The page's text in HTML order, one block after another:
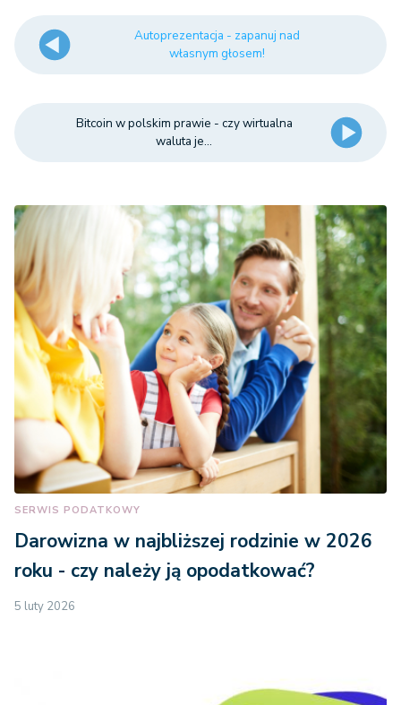
Autoprezentacja - zapanuj nad
własnym głosem!
Bitcoin w polskim prawie - czy wirtualna
waluta je...
SERWIS PODATKOWY
Darowizna w najbliższej rodzinie w 2026
roku - czy należy ją opodatkować?
5 luty 2026